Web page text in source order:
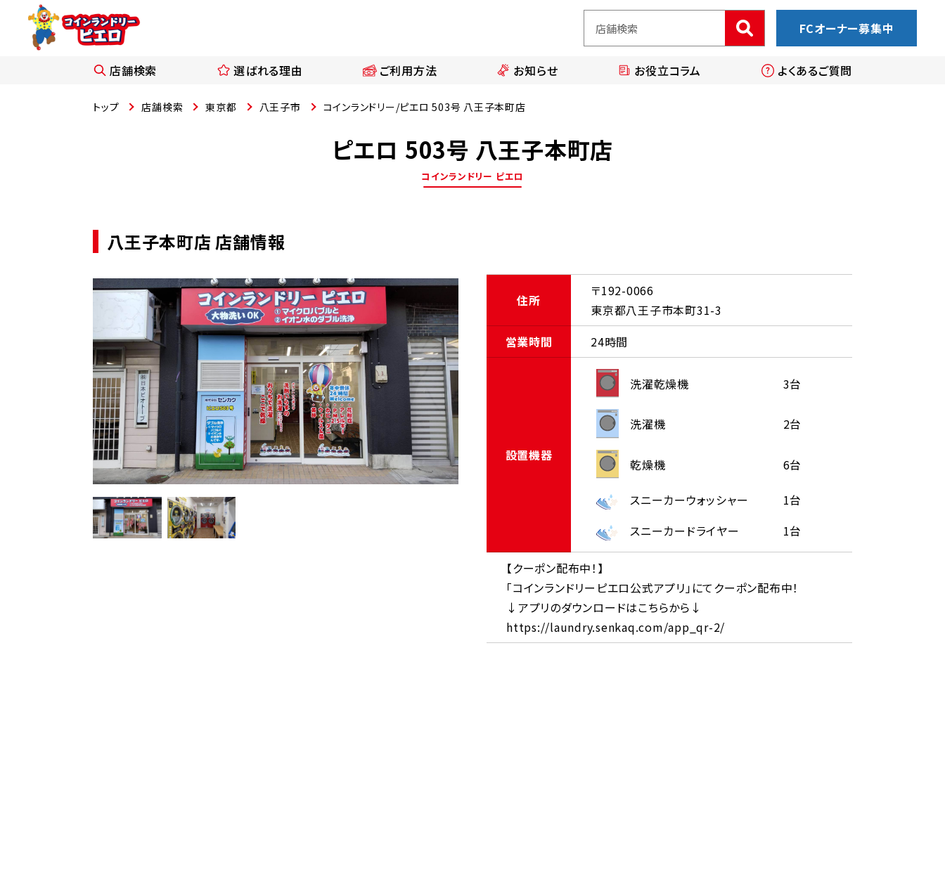
FCオーナー募集中
店舗検索 選ばれる理由 ご利用方法 お知らせ お役立コラム よくあるご質問
トップ 店舗検索 東京都 八王子市 コインランドリー/ピエロ 503号 八王子本町店
ピエロ 503号 八王子本町店
コインランドリー ピエロ
八王子本町店 店舗情報
住所
〒192-0066
東京都八王子市本町31-3
営業時間
24時間
設置機器
洗濯乾燥機 3台
洗濯機 2台
乾燥機 6台
スニーカーウォッシャー
1台
スニーカードライヤー
1台
【クーポン配布中！】
「コインランドリーピエロ公式アプリ」にてクーポン配布中！
↓アプリのダウンロードはこちらから↓
https://laundry.senkaq.com/app_qr-2/